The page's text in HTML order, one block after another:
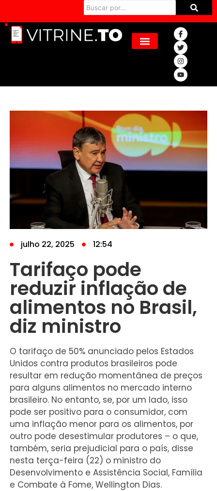
julho 22, 2025 12:54
Tarifaço pode
reduzir inflação de
alimentos no Brasil,
diz ministro
O tarifaço de 50% anunciado pelos Estados
Unidos contra produtos brasileiros pode
resultar em redução momentânea de preços
para alguns alimentos no mercado interno
brasileiro. No entanto, se, por um lado, isso
pode ser positivo para o consumidor, com
uma inflação menor para os alimentos, por
outro pode desestimular produtores – o que,
também, seria prejudicial para o país, disse
nesta terça-feira (22) o ministro do
Desenvolvimento e Assistência Social, Família
e Combate à Fome, Wellington Dias.